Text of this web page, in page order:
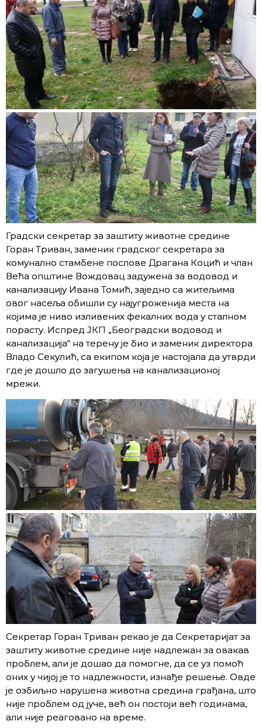
Градски секретар за заштиту животне средине
Горан Триван, заменик градског секретара за
комунално стамбене послове Драгана Коцић и члан
Већа општине Вождовац задужена за водовод и
канализацију Ивана Томић, заједно са житељима
овог насеља обишли су најугроженија места на
којима је ниво изливених фекалних вода у сталном
порасту. Испред ЈКП „Београдски водовод и
канализација“ на терену је био и заменик директора
Владо Секулић, са екипом која је настојала да утврди
где је дошло до загушења на канализационој
мрежи.
Секретар Горан Триван рекао је да Секретаријат за
заштиту животне средине није надлежан за овакав
проблем, али је дошао да помогне, да се уз помоћ
оних у чијој је то надлежности, изнађе решење. Овде
је озбиљно нарушена животна средина грађана, што
није проблем од јуче, већ он постоји већ годинама,
али није реаговано на време.